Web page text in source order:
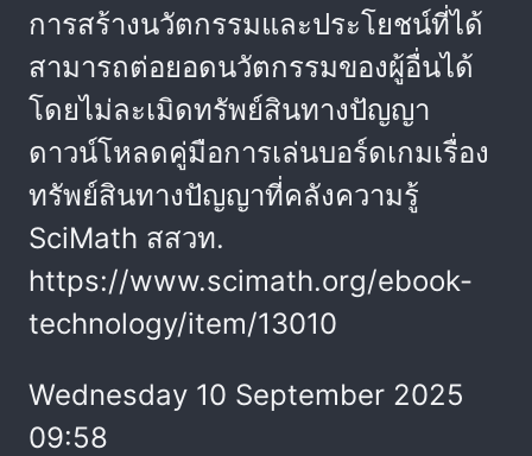
การสร้างนวัตกรรมและประโยชน์ที่ได้
สามารถต่อยอดนวัตกรรมของผู้อื่นได้
โดยไม่ละเมิดทรัพย์สินทางปัญญา
ดาวน์โหลดคู่มือการเล่นบอร์ดเกมเรื่อง
ทรัพย์สินทางปัญญาที่คลังความรู้
SciMath สสวท.
https://www.scimath.org/ebook-
technology/item/13010
Wednesday 10 September 2025
09:58